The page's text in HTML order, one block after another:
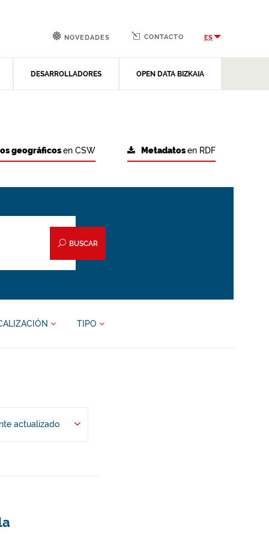
DESARROLLADORES OPEN DATA BIZKAIA
NOVEDADES CONTACTO ES
Metadatosen RDF
geográficosen CSW
BUSCAR
TIPO
actualizado